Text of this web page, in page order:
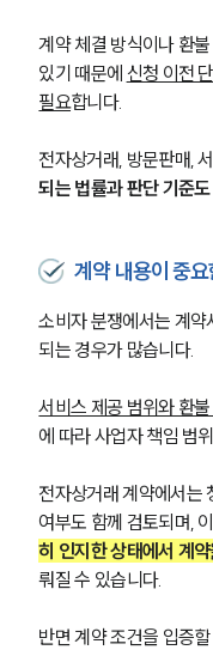
계약 체결 방식이나 환
있기 때문에 신청 이전
필요합니다.
전자상거래, 방문판매,
되는 법률과 판단 기준
계약 내용이 중
소비자 분쟁에서는 계
되는 경우가 많습니다.
서비스 제공 범위와 환
에 따라 사업자 책임 범
전자상거래 계약에서는
여부도 함께 검토되며,
히 인지한 상태에서 계
뤄질 수 있습니다.
반면 계약 조건을 입증